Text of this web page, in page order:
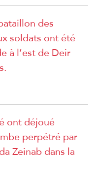
des
soldats ont été
à l’est de Deir
ont déjoué
perpétré par
Zeinab dans la